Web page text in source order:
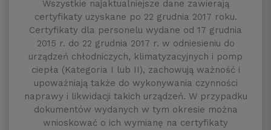
Wszystkie najaktualniejsze dane zawierają
certyfikaty uzyskane po 22 grudnia 2017 roku.
Certyfikaty dla personelu wydane od 17 grudnia
2015 r. do 22 grudnia 2017 r. w odniesieniu do
urządzeń chłodniczych, klimatyzacyjnych i pomp
ciepła (Kategoria I lub II), zachowują ważność i
upoważniają także do wykonywania czynności
naprawy i likwidacji takich urządzeń. W przypadku
dokumentów wydanych w tym okresie można
wnioskować o ich wymianę na certyfikaty